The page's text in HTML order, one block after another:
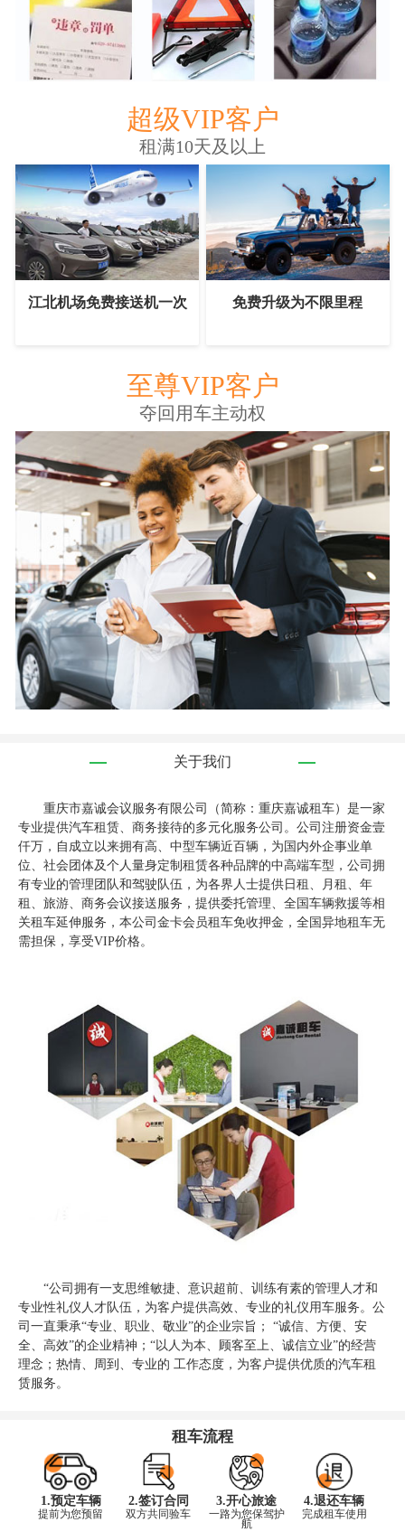
超级VIP客户
租满10天及以上
江北机场免费接送机一次 免费升级为不限里程
至尊VIP客户
夺回用车主动权
关于我们
重庆市嘉诚会议服务有限公司（简称：重庆嘉诚租车）是一家
专业提供汽车租赁、商务接待的多元化服务公司。公司注册资金壹
仟万，自成立以来拥有高、中型车辆近百辆，为国内外企事业单
位、社会团体及个人量身定制租赁各种品牌的中高端车型，公司拥
有专业的管理团队和驾驶队伍，为各界人士提供日租、月租、年
租、旅游、商务会议接送服务，提供委托管理、全国车辆救援等相
关租车延伸服务，本公司金卡会员租车免收押金，全国异地租车无
需担保，享受VIP价格。
“公司拥有一支思维敏捷、意识超前、训练有素的管理人才和
专业性礼仪人才队伍，为客户提供高效、专业的礼仪用车服务。公
司一直秉承“专业、职业、敬业”的企业宗旨； “诚信、方便、安
全、高效”的企业精神；“以人为本、顾客至上、诚信立业”的经营
理念；热情、周到、专业的 工作态度，为客户提供优质的汽车租
赁服务。
租车流程
1.预定车辆
提前为您预留
2.签订合同
双方共同验车
3.开心旅途
一路为您保驾护
航
4.退还车辆
完成租车使用